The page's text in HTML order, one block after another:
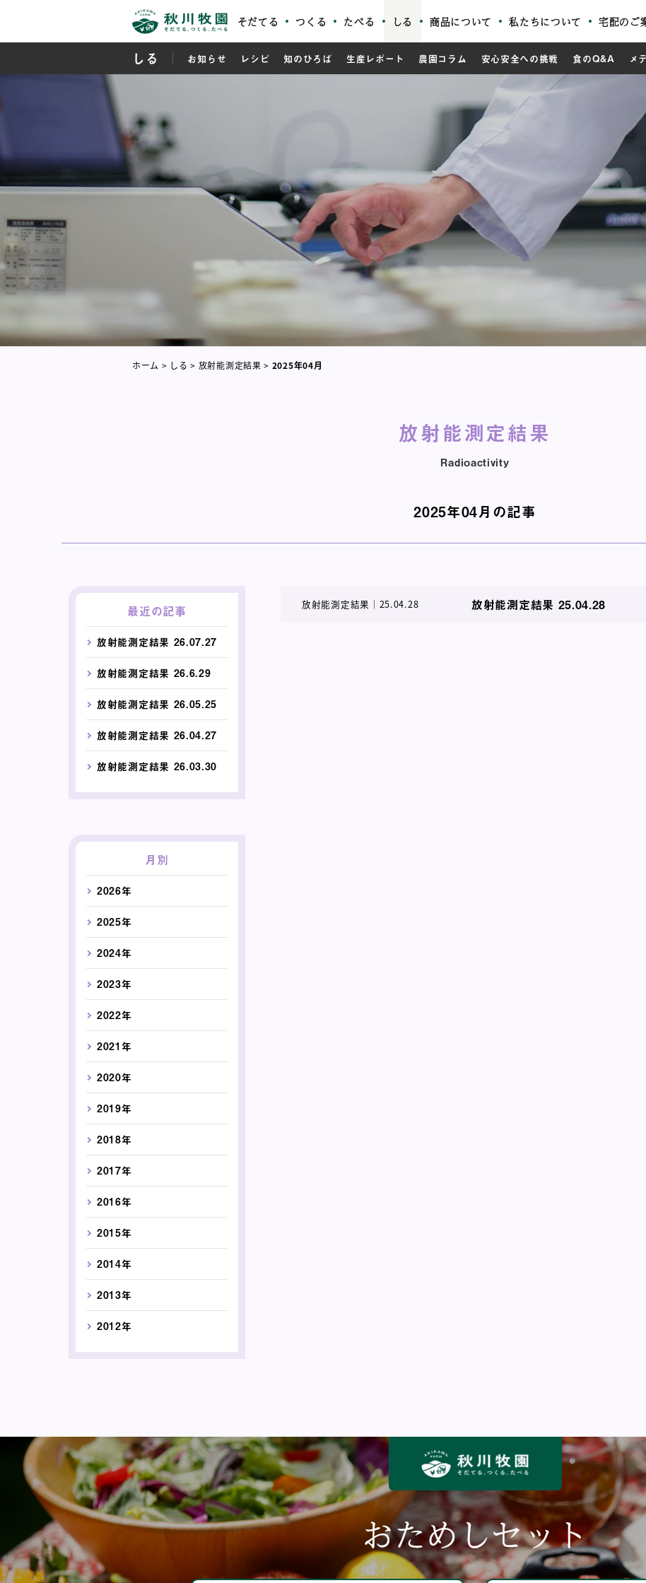
そだてる つくる たべる しる 商品について 私たちについて 宅配のご
しる お知らせ レシピ 知のひろば 生産レポート 農園コラム 安心安全への挑戦 食のQ&A メ
ホーム > しる > 放射能測定結果 > 2025年04月
放射能測定結果
Radioactivity
2025年04月の記事
放射能測定結果 ｜ 25.04.28 放射能測定結果 25.04.28
最近の記事
放射能測定結果 26.07.27
放射能測定結果 26.6.29
放射能測定結果 26.05.25
放射能測定結果 26.04.27
放射能測定結果 26.03.30
月別
2026年
2025年
2024年
2023年
2022年
2021年
2020年
2019年
2018年
2017年
2016年
2015年
2014年
2013年
2012年
おためしセット